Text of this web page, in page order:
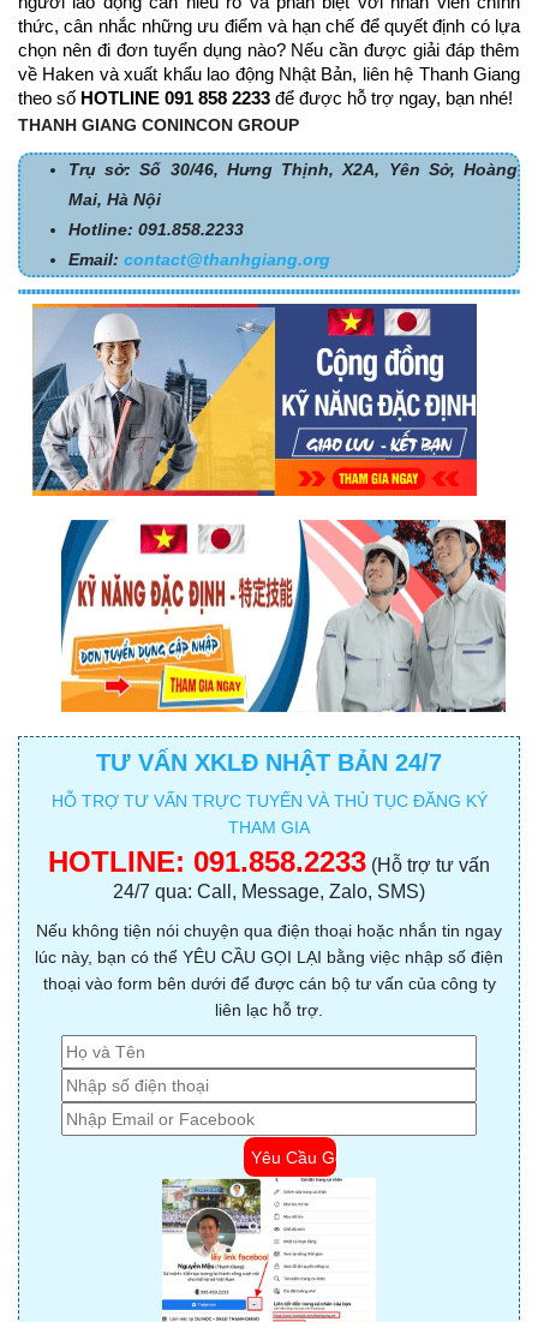
thức, cân nhắc những ưu điểm và hạn chế để quyết định có lựa
chọn nên đi đơn tuyển dụng nào? Nếu cần được giải đáp thêm
về Haken và xuất khẩu lao động Nhật Bản, liên hệ Thanh Giang
theo số HOTLINE 091 858 2233 để được hỗ trợ ngay, bạn nhé!
THANH GIANG CONINCON GROUP
Trụ sở: Số 30/46, Hưng Thịnh, X2A, Yên Sở, Hoàng
Mai, Hà Nội
Hotline: 091.858.2233
Email: contact@thanhgiang.org
TƯ VẤN XKLĐ NHẬT BẢN 24/7
HỖ TRỢ TƯ VẤN TRỰC TUYẾN VÀ THỦ TỤC ĐĂNG KÝ
THAM GIA
HOTLINE: 091.858.2233 (Hỗ trợ tư vấn
24/7 qua: Call, Message, Zalo, SMS)
Nếu không tiện nói chuyện qua điện thoại hoặc nhắn tin ngay
lúc này, bạn có thể YÊU CẦU GỌI LẠI bằng việc nhập số điện
thoại vào form bên dưới để được cán bộ tư vấn của công ty
liên lạc hỗ trợ.